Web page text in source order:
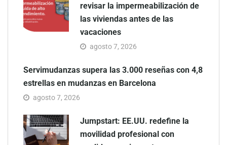
revisar la impermeabilización de
las viviendas antes de las
vacaciones
agosto 7, 2026
Servimudanzas supera las 3.000 reseñas con 4,8
estrellas en mudanzas en Barcelona
agosto 7, 2026
Jumpstart: EE.UU. redefine la
movilidad profesional con